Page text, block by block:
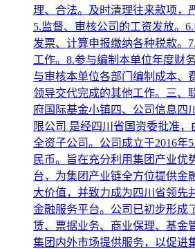
理、合法。及时清理往来款项，
5.监督、审核公司的工资发放。
发票、计算申报缴纳各种税款。
工作。8.参与编制本单位年度财
与审核本单位各部门编制成本、
领导交代完成的其他工作。三、
府国际基金小镇四、公司信息四
限公司 是经四川省国资委批准
全资子公司。公司成立于2016年
民币。旨在充分利用集团产业优
台，为集团产业链全方位提供金
大价值，并致力成为四川省领先
金融服务平台。公司已初步形成
赁、票据业务、商业保理、基金
集团内外市场提供服务，以促进